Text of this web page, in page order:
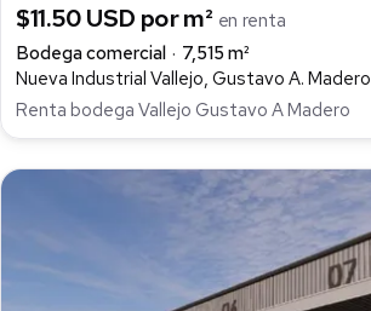
$11.50 USD por m² en renta
Bodega comercial
7,515 m²
Nueva Industrial Vallejo, Gustavo A. Madero
Renta bodega Vallejo Gustavo A Madero